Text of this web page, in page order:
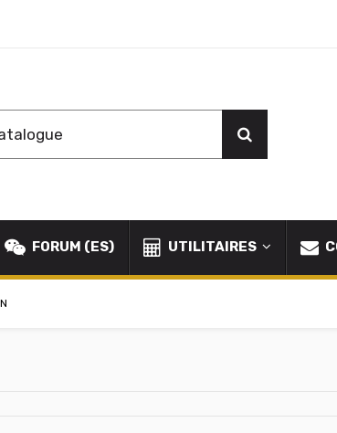
FORUM (ES) UTILITAIRES